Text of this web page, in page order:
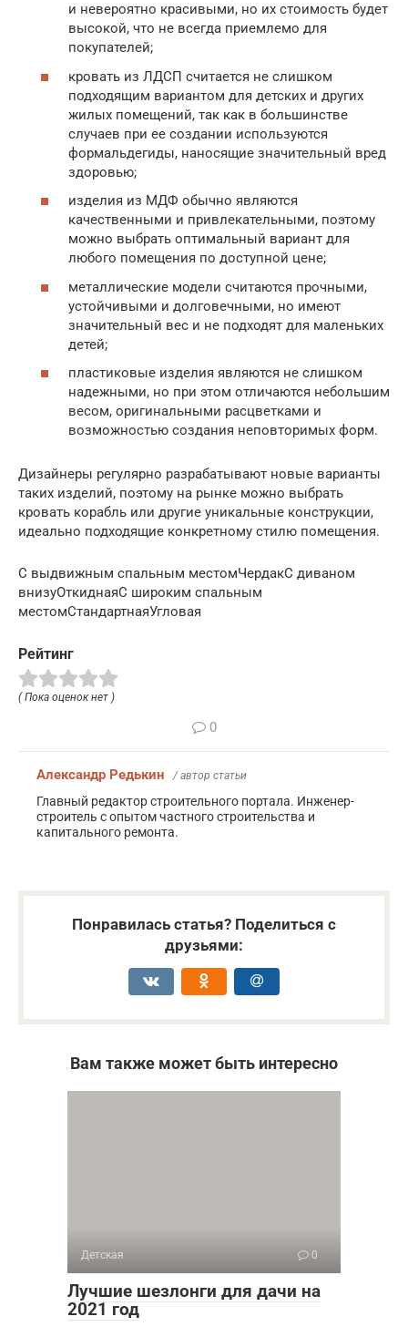
и невероятно красивыми, но их стоимость будет
высокой, что не всегда приемлемо для
покупателей;
кровать из ЛДСП считается не слишком
подходящим вариантом для детских и других
жилых помещений, так как в большинстве
случаев при ее создании используются
формальдегиды, наносящие значительный вред
здоровью;
изделия из МДФ обычно являются
качественными и привлекательными, поэтому
можно выбрать оптимальный вариант для
любого помещения по доступной цене;
металлические модели считаются прочными,
устойчивыми и долговечными, но имеют
значительный вес и не подходят для маленьких
детей;
пластиковые изделия являются не слишком
надежными, но при этом отличаются небольшим
весом, оригинальными расцветками и
возможностью создания неповторимых форм.
Дизайнеры регулярно разрабатывают новые варианты
таких изделий, поэтому на рынке можно выбрать
кровать корабль или другие уникальные конструкции,
идеально подходящие конкретному стилю помещения.
С выдвижным спальным местомЧердакС диваном
внизуОткиднаяС широким спальным
местомСтандартнаяУгловая
Рейтинг
( Пока оценок нет )
0
Александр Редькин / автор статьи
Главный редактор строительного портала. Инженер-
строитель с опытом частного строительства и
капитального ремонта.
Понравилась статья? Поделиться с
друзьями:
Вам также может быть интересно
Детская 0
Лучшие шезлонги для дачи на
2021 год